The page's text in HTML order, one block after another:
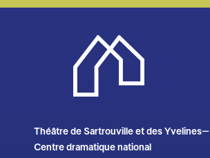
Théâtre de Sartrouville et des Yvelines–
Centre dramatique national